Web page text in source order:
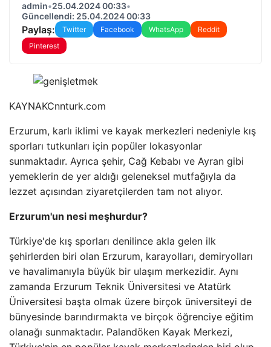
admin•25.04.2024 00:33•
Güncellendi: 25.04.2024 00:33
Paylaş: Twitter Facebook WhatsApp
Reddit
Pinterest
KAYNAKCnnturk.com
Erzurum, karlı iklimi ve kayak merkezleri nedeniyle kış
sporları tutkunları için popüler lokasyonlar
sunmaktadır. Ayrıca şehir, Cağ Kebabı ve Ayran gibi
yemeklerin de yer aldığı geleneksel mutfağıyla da
lezzet açısından ziyaretçilerden tam not alıyor.
Erzurum'un nesi meşhurdur?
Türkiye'de kış sporları denilince akla gelen ilk
şehirlerden biri olan Erzurum, karayolları, demiryolları
ve havalimanıyla büyük bir ulaşım merkezidir. Aynı
zamanda Erzurum Teknik Üniversitesi ve Atatürk
Üniversitesi başta olmak üzere birçok üniversiteyi de
bünyesinde barındırmakta ve birçok öğrenciye eğitim
olanağı sunmaktadır. Palandöken Kayak Merkezi,